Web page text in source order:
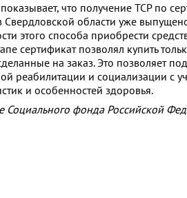
что получение ТСР по
Свердловской области уже
этого способа приобрести
сертификат позволял купить
на заказ. Это позволяет
реабилитации и социализации с
и особенностей здоровья.
Социального фонда Российской